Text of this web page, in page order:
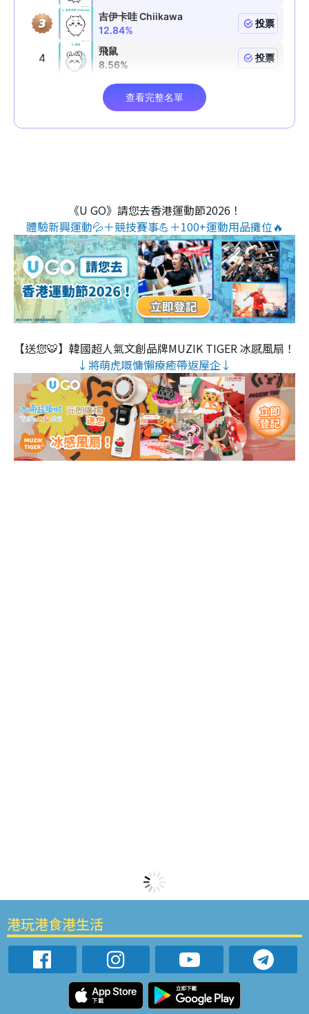
《U GO》請您去香港運動節2026！
體驗新興運動💦＋競技賽事💪＋100+運動用品攤位🔥
【送您🐯】韓國超人氣文創品牌MUZIK TIGER 冰感風扇！
↓將萌虎嘅慵懶療癒帶返屋企↓
港玩港食港生活